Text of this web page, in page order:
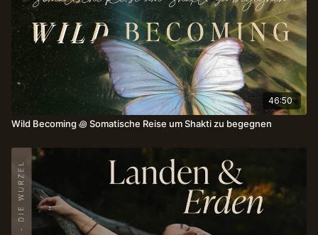
46:50
Wild Becoming ꩜ Somatische Reise um Shakti zu begegnen